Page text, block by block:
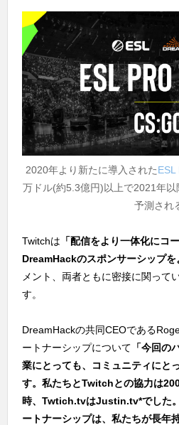
2020年より新たに導入されたESL
万ドル(約5.3億円)以上で2021年
予測され
Twitchは 「配信をより一体化にコ
DreamHackのスポンサーシップを
メント、両者ともに密接に関って
す。
DreamHackの共同CEOである
ートナーシップについて 「今回の
業にとっても、コミュニティにと
す。私たちとTwitchとの協力は
時、Twtich.tvはJustin.tv*でした
ートナーシップは、私たちが長年